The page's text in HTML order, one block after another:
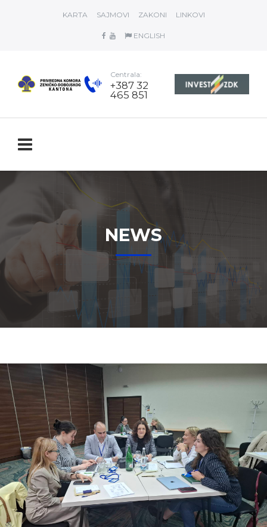
KARTA SAJMOVI ZAKONI LINKOVI
ENGLISH
Centrala:
+387 32
465 851
NEWS